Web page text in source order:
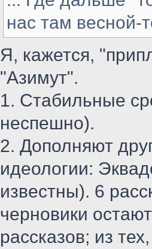
нас там весной-
Я, кажется,
"Азимут".
1. Стабильные
неспешно).
2. Дополняют
идеологии:
известны). 6
черновики
рассказов; из